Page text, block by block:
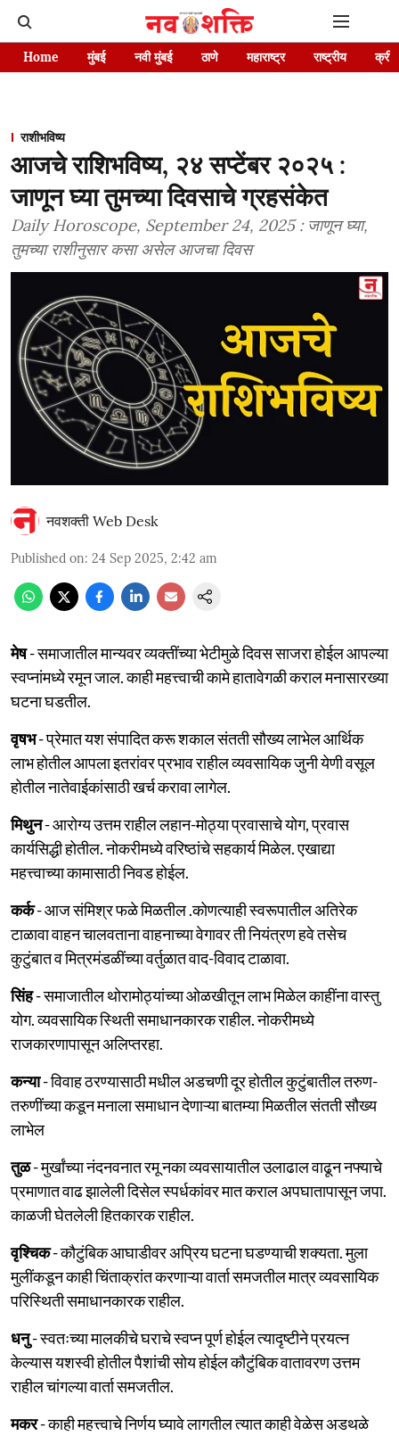
Home मुंबई नवी मुंबई ठाणे महाराष्ट्र राष्ट्रीय
राशीभविष्य
आजचे राशिभविष्य, २४ सप्टेंबर २०२५ :
जाणून घ्या तुमच्या दिवसाचे ग्रहसंकेत
Daily Horoscope, September 24, 2025 : जाणून घ्या,
तुमच्या राशीनुसार कसा असेल आजचा दिवस
नवशक्ती Web Desk
Published on: 24 Sep 2025, 2:42 am
मेष- समाजातील मान्यवर व्यक्तींच्या भेटीमुळे दिवस साजरा होईल आपल्या
स्वप्नांमध्ये रमून जाल. काही महत्त्वाची कामे हातावेगळी कराल मनासारख्या
घटना घडतील.
वृषभ- प्रेमात यश संपादित करू शकाल संतती सौख्य लाभेल आर्थिक
लाभ होतील आपला इतरांवर प्रभाव राहील व्यवसायिक जुनी येणी वसूल
होतील नातेवाईकांसाठी खर्च करावा लागेल.
मिथुन- आरोग्य उत्तम राहील लहान-मोठ्या प्रवासाचे योग, प्रवास
कार्यसिद्धी होतील. नोकरीमध्ये वरिष्ठांचे सहकार्य मिळेल. एखाद्या
महत्त्वाच्या कामासाठी निवड होईल.
कर्क- आज संमिश्र फळे मिळतील .कोणत्याही स्वरूपातील अतिरेक
टाळावा वाहन चालवताना वाहनाच्या वेगावर ती नियंत्रण हवे तसेच
कुटुंबात व मित्रमंडळींच्या वर्तुळात वाद-विवाद टाळावा.
सिंह- समाजातील थोरामोठ्यांच्या ओळखीतून लाभ मिळेल काहींना वास्तु
योग. व्यवसायिक स्थिती समाधानकारक राहील. नोकरीमध्ये
राजकारणापासून अलिप्तरहा.
कन्या- विवाह ठरण्यासाठी मधील अडचणी दूर होतील कुटुंबातील तरुण-
तरुणींच्या कडून मनाला समाधान देणाऱ्या बातम्या मिळतील संतती सौख्य
लाभेल
तुळ- मुर्खांच्या नंदनवनात रमू नका व्यवसायातील उलाढाल वाढून नफ्याचे
प्रमाणात वाढ झालेली दिसेल स्पर्धकांवर मात कराल अपघातापासून जपा.
काळजी घेतलेली हितकारक राहील.
वृश्चिक- कौटुंबिक आघाडीवर अप्रिय घटना घडण्याची शक्यता. मुला
मुलींकडून काही चिंताक्रांत करणाऱ्या वार्ता समजतील मात्र व्यवसायिक
परिस्थिती समाधानकारक राहील.
धनु- स्वतःच्या मालकीचे घराचे स्वप्न पूर्ण होईल त्यादृष्टीने प्रयत्न
केल्यास यशस्वी होतील पैशांची सोय होईल कौटुंबिक वातावरण उत्तम
राहील चांगल्या वार्ता समजतील.
मकर- काही महत्त्वाचे निर्णय घ्यावे लागतील त्यात काही वेळेस अडथळे